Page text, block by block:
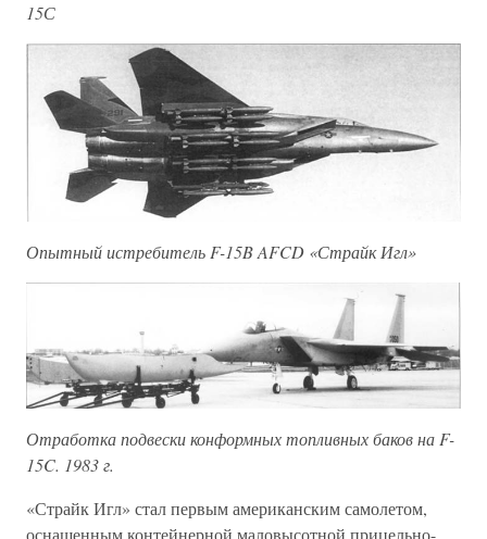
15С
Опытный истребитель F-15B AFCD «Страйк Игл»
Отработка подвески конформных топливных баков на F-
15C. 1983 г.
«Страйк Игл» стал первым американским самолетом,